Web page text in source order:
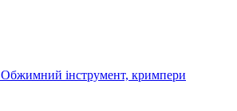
Обжимний інструмент, кримпери